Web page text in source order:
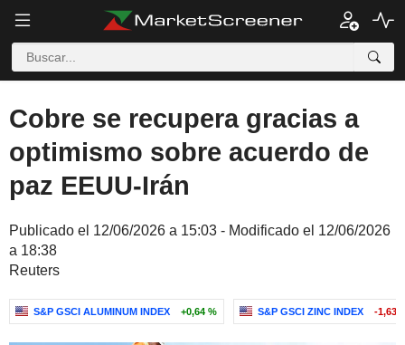
Cobre se recupera gracias a
optimismo sobre acuerdo de
paz EEUU-Irán
Publicado el 12/06/2026 a 15:03 - Modificado el 12/06/2026
a 18:38
Reuters
S&P GSCI ALUMINUM INDEX +0,64 % S&P GSCI ZINC INDEX -1,63